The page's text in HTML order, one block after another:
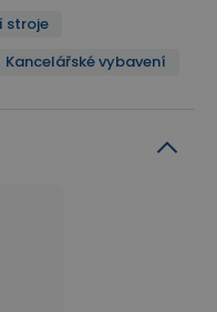
stroje
Kancelářské vybavení